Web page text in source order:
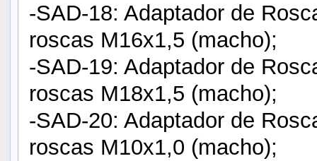
-SAD-18: Adaptador de
roscas M16x1,5 (macho);
-SAD-19: Adaptador de
roscas M18x1,5 (macho);
-SAD-20: Adaptador de
roscas M10x1,0 (macho);